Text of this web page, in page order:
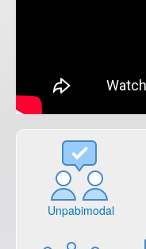
Unpabimodal